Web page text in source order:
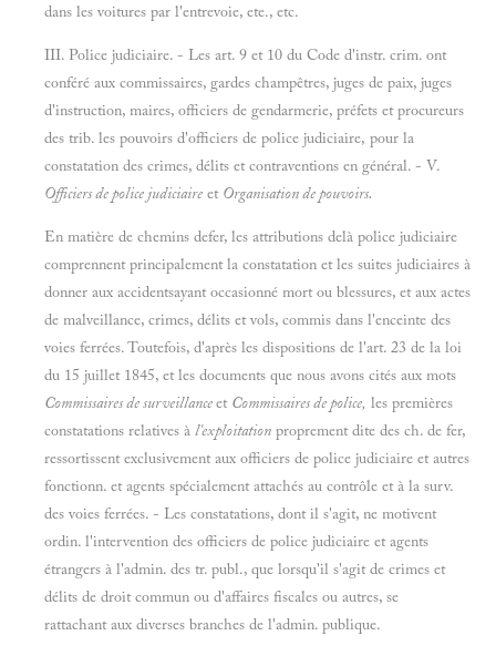
dans les voitures par l'entrevoie, ete., etc.
III. Police judiciaire. - Les art. 9 et 10 du Code d'instr. crim. ont
conféré aux commissaires, gardes champêtres, juges de paix, juges
d'instruction, maires, officiers de gendarmerie, préfets et procureurs
des trib. les pouvoirs d'officiers de police judiciaire, pour la
constatation des crimes, délits et contraventions en général. - V.
Officiers de police judiciaire et Organisation de pouvoirs.
En matière de chemins defer, les attributions delà police judiciaire
comprennent principalement la constatation et les suites judiciaires à
donner aux accidentsayant occasionné mort ou blessures, et aux actes
de malveillance, crimes, délits et vols, commis dans l'enceinte des
voies ferrées. Toutefois, d'après les dispositions de l'art. 23 de la loi
du 15 juillet 1845, et les documents que nous avons cités aux mots
Commissaires de surveillanceet Commissaires de police, les premières
constatations relatives à l'exploitation proprement dite des ch. de fer,
ressortissent exclusivement aux officiers de police judiciaire et autres
fonctionn. et agents spécialement attachés au contrôle et à la surv.
des voies ferrées. - Les constatations, dont il s'agit, ne motivent
ordin. l'intervention des officiers de police judiciaire et agents
étrangers à l'admin. des tr. publ., que lorsqu'il s'agit de crimes et
délits de droit commun ou d'affaires fiscales ou autres, se
rattachant aux diverses branches de l'admin. publique.